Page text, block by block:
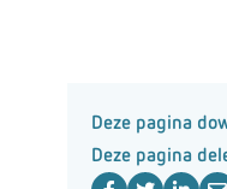
Deze pagina
Deze pagina